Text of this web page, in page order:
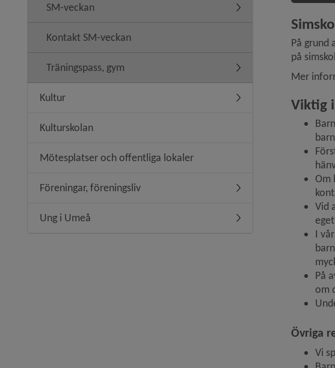
SM-veckan Undermeny för SM-veckan
Kontakt SM-veckan
Träningspass, gym Undermeny för
Kultur Undermeny för Kultur
Kulturskolan
Mötesplatser och offentliga lokaler
Föreningar, föreningsliv Undermeny för Föreningar,
Ung i Umeå Undermeny för Ung i Umeå
På grund
på
Mer
Viktig
Om
Vid
I
På
om
Övriga
Vi